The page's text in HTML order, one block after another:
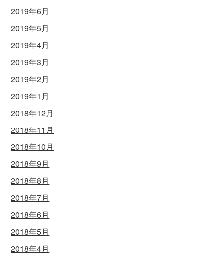
2019年6月
2019年5月
2019年4月
2019年3月
2019年2月
2019年1月
2018年12月
2018年11月
2018年10月
2018年9月
2018年8月
2018年7月
2018年6月
2018年5月
2018年4月